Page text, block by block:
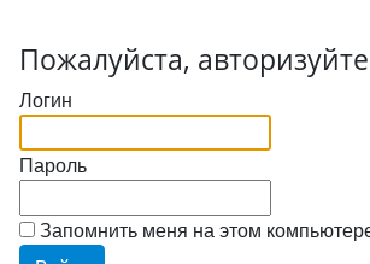
Пожалуйста,
Логин
Пароль
Запомнить меня на этом